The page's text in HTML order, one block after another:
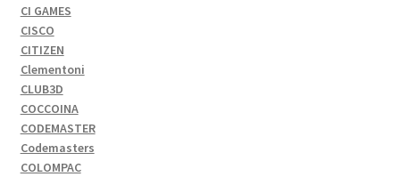
CI GAMES
CISCO
CITIZEN
Clementoni
CLUB3D
COCCOINA
CODEMASTER
Codemasters
COLOMPAC